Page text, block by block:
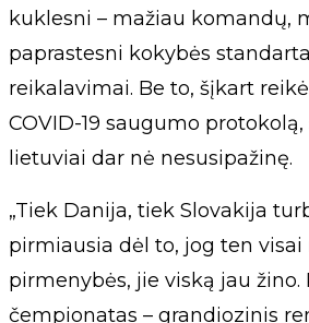
kuklesni – mažiau komandų,
paprastesni kokybės
reikalavimai. Be to, šįkart
COVID-19 saugumo
lietuviai dar nė nesusipažinę.
„Tiek Danija, tiek Slovakija
pirmiausia dėl to, jog ten visai
pirmenybės, jie viską jau žino.
čempionatas – grandiozinis